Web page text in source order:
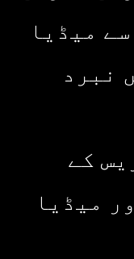
میڈیا
نبرد
کے
میڈیا